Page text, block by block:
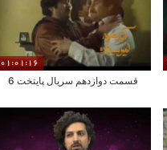
01:01:16
قسمت دوازدهم سریال پایتخت 6